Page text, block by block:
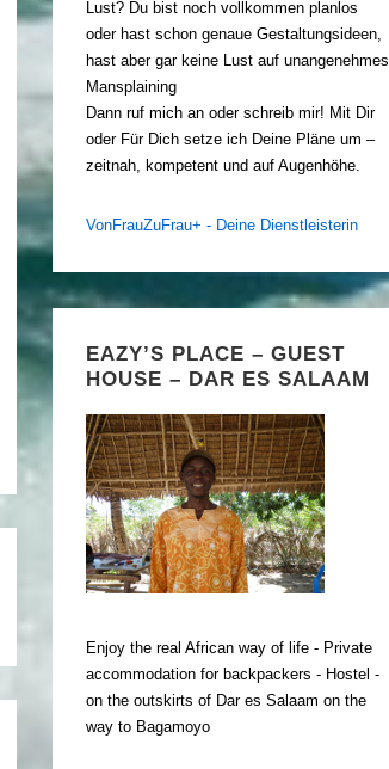
Lust? Du bist noch vollkommen planlos
oder hast schon genaue Gestaltungsideen,
hast aber gar keine Lust auf unangenehmes
Mansplaining
Dann ruf mich an oder schreib mir! Mit Dir
oder Für Dich setze ich Deine Pläne um –
zeitnah, kompetent und auf Augenhöhe.
VonFrauZuFrau+ - Deine Dienstleisterin
EAZY’S PLACE – GUEST
HOUSE – DAR ES SALAAM
Enjoy the real African way of life - Private
accommodation for backpackers - Hostel -
on the outskirts of Dar es Salaam on the
way to Bagamoyo